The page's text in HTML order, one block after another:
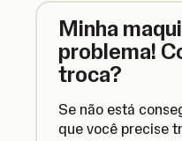
Minha
problema!
troca?
Se não está
que você precise